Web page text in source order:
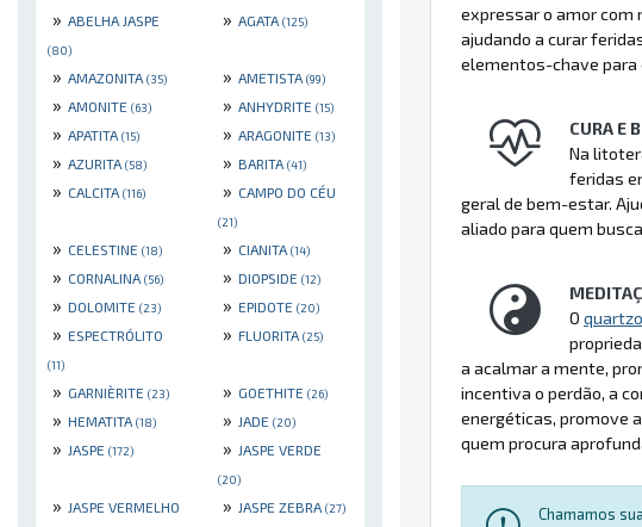
» ABELHA JASPE
(80)
» AGATA (125)
» AMAZONITA (35) » AMETISTA (99)
» AMONITE (63) » ANHYDRITE (15)
» APATITA (15) » ARAGONITE (13)
» AZURITA (58) » BARITA (41)
» CALCITA (116) » CAMPO DO CÉU
(21)
» CELESTINE (18) » CIANITA (14)
» CORNALINA (56) » DIOPSIDE (12)
» DOLOMITE (23) » EPIDOTE (20)
» ESPECTRÓLITO
(11)
» FLUORITA (25)
» GARNIÈRITE (23) » GOETHITE (26)
» HEMATITA (18) » JADE (20)
» JASPE (172) » JASPE VERDE
(20)
» JASPE VERMELHO » JASPE ZEBRA (27)
expressar o amor com
ajudando a curar
elementos-chave para
CURA E
Na
feridas
geral de bem-estar.
aliado para quem
O
a acalmar a mente,
incentiva o perdão, a
energéticas, promove
quem procura
Chamamos